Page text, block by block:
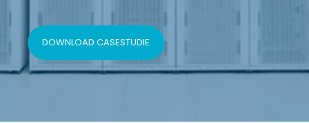
DOWNLOAD CASESTUDIE